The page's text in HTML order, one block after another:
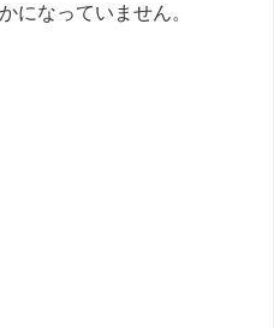
になっていません。